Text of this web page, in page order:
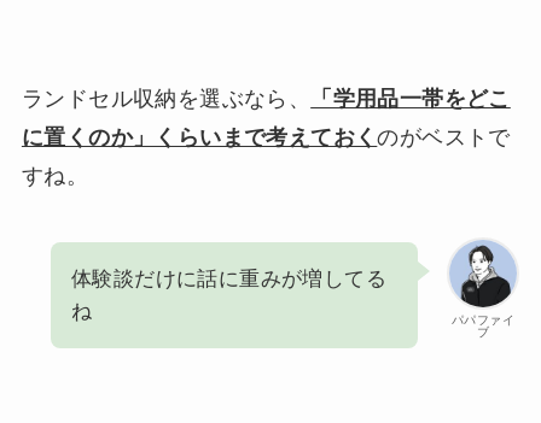
ランドセル収納を選ぶなら、
「学用品一帯をどこ
に置くのか」くらいまで考えておくのがベストで
すね。
パパファイ
ブ
体験談だけに話に重みが増してる
ね